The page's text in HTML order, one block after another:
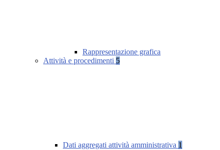
Rappresentazione grafica
Attività e procedimenti 5
Dati aggregati attività amministrativa 1